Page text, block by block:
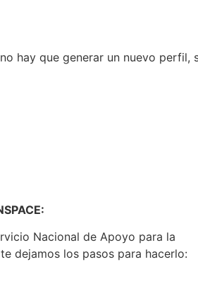
hay que generar un nuevo perfil,
Nacional de Apoyo para la
dejamos los pasos para hacerlo: